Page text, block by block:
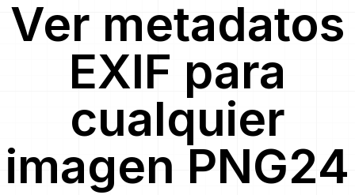
Ver metadatos
EXIF para
cualquier
imagen PNG24